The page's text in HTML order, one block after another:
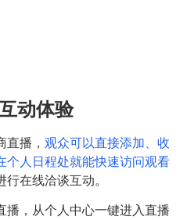
动体验
播， 观众可以直接添加、收
个人日程处就能快速访问观看
行在线洽谈互动。
播，从个人中心一键进入直播